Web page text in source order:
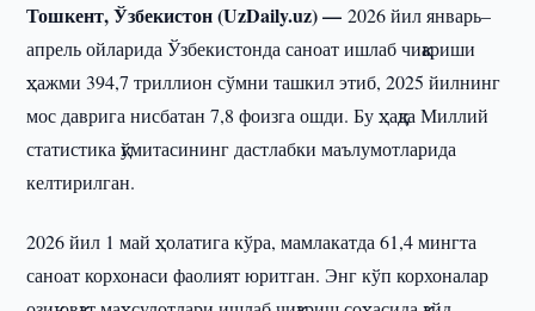
Тошкент, Ўзбекистон (UzDaily.uz) —2026 йил январь–
апрель ойларида Ўзбекистонда саноат ишлаб чиқариши
ҳажми 394,7 триллион сўмни ташкил этиб, 2025 йилнинг
мос даврига нисбатан 7,8 фоизга ошди. Бу ҳақда Миллий
статистика қўмитасининг дастлабки маълумотларида
келтирилган.
2026 йил 1 май ҳолатига кўра, мамлакатда 61,4 мингта
саноат корхонаси фаолият юритган. Энг кўп корхоналар